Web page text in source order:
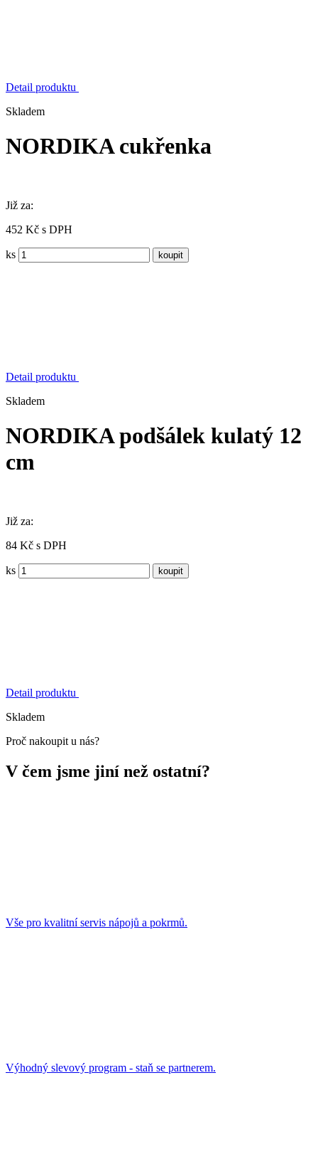
Detail produktu
Skladem
NORDIKA cukřenka
Již za:
452 Kč s DPH
ks
Detail produktu
Skladem
NORDIKA podšálek kulatý 12
cm
Již za:
84 Kč s DPH
ks
Detail produktu
Skladem
Proč nakoupit u nás?
V čem jsme jiní než ostatní?
Vše pro kvalitní servis nápojů a pokrmů.
Výhodný slevový program - staň se partnerem.